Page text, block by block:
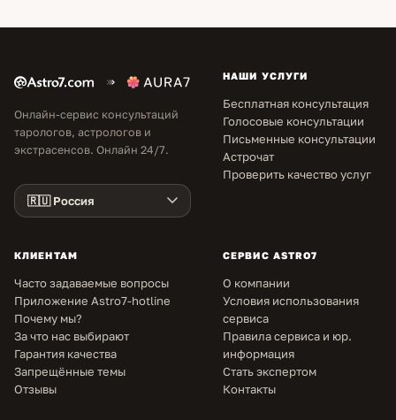
Онлайн-сервис консультаций
тарологов, астрологов и
экстрасенсов. Онлайн 24/7.
НАШИ УСЛУГИ
Бесплатная консультация
Голосовые консультации
Письменные консультации
Астрочат
Проверить качество услуг
КЛИЕНТАМ
Часто задаваемые вопросы
Приложение Astro7-hotline
Почему мы?
За что нас выбирают
Гарантия качества
Запрещённые темы
Отзывы
СЕРВИС ASTRO7
О компании
Условия использования
сервиса
Правила сервиса и юр.
информация
Стать экспертом
Контакты